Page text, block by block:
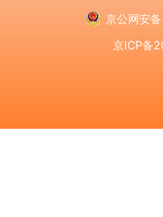
京公网安
京ICP备